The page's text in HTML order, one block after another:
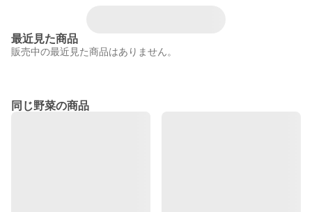
最近見た商品
販売中の最近見た商品はありません。
同じ野菜の商品